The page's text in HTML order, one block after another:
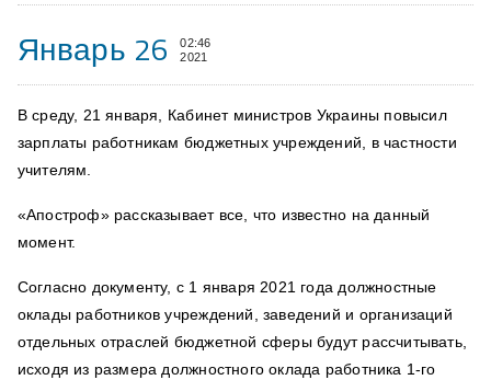
Январь 26
02:46
2021
В среду, 21 января, Кабинет министров Украины повысил
зарплаты работникам бюджетных учреждений, в частности
учителям.
«Апостроф» рассказывает все, что известно на данный
момент.
Согласно документу, с 1 января 2021 года должностные
оклады работников учреждений, заведений и организаций
отдельных отраслей бюджетной сферы будут рассчитывать,
исходя из размера должностного оклада работника 1-го